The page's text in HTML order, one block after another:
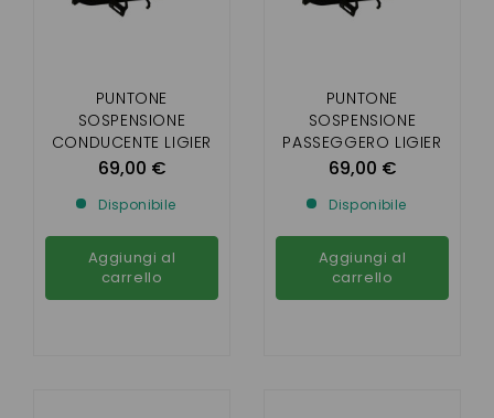
PUNTONE
SOSPENSIONE
CONDUCENTE LIGIER
IXO
69,00 €
Disponibile
Aggiungi al
carrello
PUNTONE
SOSPENSIONE
PASSEGGERO LIGIER
IXO
69,00 €
Disponibile
Aggiungi al
carrello